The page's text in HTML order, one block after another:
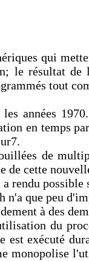
qui
le résultat
tout
années
en temps
de
cette
rendu possible
que peu
à des
du
est exécuté
monopolise